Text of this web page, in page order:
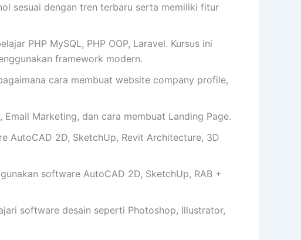
sesuai dengan tren terbaru serta memiliki fitur
PHP MySQL, PHP OOP, Laravel. Kursus ini
framework modern.
cara membuat website company profile,
Email Marketing, dan cara membuat Landing Page.
AutoCAD 2D, SketchUp, Revit Architecture, 3D
software AutoCAD 2D, SketchUp, RAB +
software desain seperti Photoshop, Illustrator,